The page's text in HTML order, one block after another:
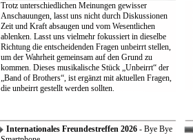
Trotz unterschiedlichen Meinungen gewisser
Anschauungen, lasst uns nicht durch Diskussionen
Zeit und Kraft absaugen und vom Wesentlichen
ablenken. Lasst uns vielmehr fokussiert in dieselbe
Richtung die entscheidenden Fragen unbeirrt stellen,
um der Wahrheit gemeinsam auf den Grund zu
kommen. Dieses musikalische Stück „Unbeirrt“ der
„Band of Brothers“, ist ergänzt mit aktuellen Fragen,
die unbeirrt gestellt werden sollten.
Internationales Freundestreffen 2026- Bye Bye